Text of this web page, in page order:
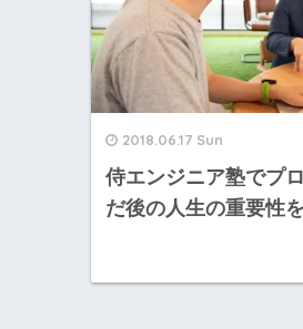
2018.06.17 Sun
侍エンジニア塾でプ
だ後の人生の重要性